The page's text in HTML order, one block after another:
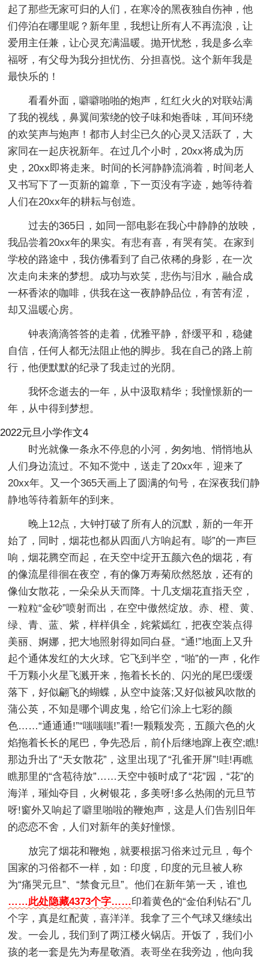
起了那些无家可归的人们，在寒冷的黑夜独自伤神，他
们停泊在哪里呢？新年里，我想让所有人不再流浪，让
爱用主任兼，让心灵充满温暖。抛开忧愁，我是多么幸
福呀，有父母为我分担忧伤、分担喜悦。这个新年我是
最快乐的！
看看外面，噼噼啪啪的炮声，红红火火的对联站满
了我的视线，鼻翼间萦绕的饺子味和炮香味，耳间环绕
的欢笑声与炮声！都市人封尘已久的心灵又活跃了，大
家同在一起庆祝新年。在过几个小时，20xx将成为历
史，20xx即将走来。时间的长河静静流淌着，时间老人
又书写下了一页新的篇章，下一页没有字迹，她等待着
人们在20xx年的耕耘与创造。
过去的365日，如同一部电影在我心中静静的放映，
我品尝着20xx年的果实。有悲有喜，有哭有笑。在家到
学校的路途中，我仿佛看到了自己依稀的身影，在一次
次走向未来的梦想。成功与欢笑，悲伤与泪水，融合成
一杯香浓的咖啡，供我在这一夜静静品位，有苦有涩，
却又温暖心房。
钟表滴滴答答的走着，优雅平静，舒缓平和，稳健
自信，任何人都无法阻止他的脚步。我在自己的路上前
行，他便默默的纪录了我走过的光阴。
我怀念逝去的一年，从中汲取精华；我憧憬新的一
年，从中得到梦想。
2022元旦小学作文4
时光就像一条永不停息的小河，匆匆地、悄悄地从
人们身边流过。不知不觉中，送走了20xx年，迎来了
20xx年。又一个365天画上了圆满的句号，在深夜我们静
静地等待着新年的到来。
晚上12点，大钟打破了所有人的沉默，新的一年开
始了，同时，烟花也都从四面八方响起有。嘭”的一声巨
响，烟花腾空而起，在天空中绽开五颜六色的烟花，有
的像流星徘徊在夜空，有的像万寿菊欣然怒放，还有的
像仙女散花，一朵朵从天而降。十几支烟花直指天空，
一粒粒“金砂”喷射而出，在空中傲然绽放。赤、橙、黄、
绿、青、蓝、紫，样样俱全，姹紫嫣红，把夜空装点得
美丽、婀娜，把大地照射得如同白昼。“通!”地面上又升
起个通体发红的大火球。它飞到半空，“啪”的一声，化作
千万颗小火星飞溅开来，拖着长长的、闪光的尾巴缓缓
落下，好似翩飞的蝴蝶，从空中旋落;又好似被风吹散的
蒲公英，不知是哪个调皮鬼，给它们涂上七彩的颜
色……“通通通!”“嗤嗤嗤!”看!一颗颗发亮，五颜六色的火
焰拖着长长的尾巴，争先恐后，前仆后继地蹿上夜空;瞧!
那边升出了“天女散花”，这里出现了“孔雀开屏”!哇!再瞧
瞧那里的“含苞待放”……天空中顿时成了“花”园，“花”的
海洋，璀灿夺目，火树银花，多美呀!多么热闹的元旦节
呀!窗外又响起了噼里啪啦的鞭炮声，这是人们告别旧年
的恋恋不舍，人们对新年的美好憧憬。
放完了烟花和鞭炮，就要根据习俗来过元旦，每个
国家的习俗都不一样，如：印度，印度的元旦被人称
为“痛哭元旦”、“禁食元旦”。他们在新年第一天，谁也
……此处隐藏4373个字……印着黄色的“金伯利钻石”几
个字，真是红配黄，喜洋洋。我拿了三个气球又继续出
发。一会儿，我们到了两江楼火锅店。开饭了，我们小
孩的老一套是先为寿星敬酒。表哥坐在我旁边，他向我